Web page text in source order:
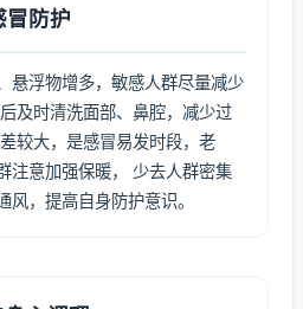
冒防护
悬浮物增多，敏感人群尽量减少
及时清洗面部、鼻腔，减少过
较大，是感冒易发时段，老
注意加强保暖， 少去人群密集
，提高自身防护意识。